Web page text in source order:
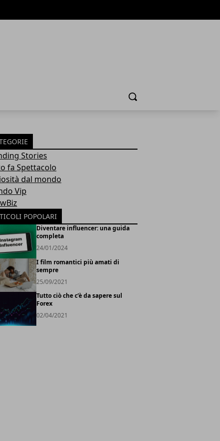
Cerca
Stories
fa Spettacolo
dal mondo
Vip
POPOLARI
Diventare influencer: una guida
completa
24/01/2024
I film romantici più amati di
sempre
25/09/2021
Tutto ciò che c’è da sapere sul
Forex
02/04/2021